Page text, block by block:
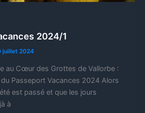
2024/1
juillet 2024
au Cœur des Grottes de Vallorbe :
Passeport Vacances 2024 Alors
est passé et que les jours
à